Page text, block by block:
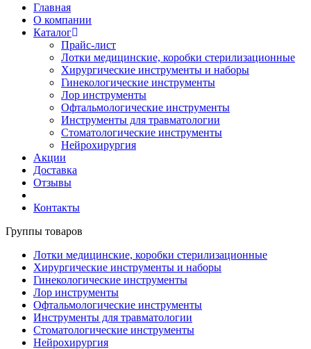
Главная
О компании
Каталог
Прайс-лист
Лотки медицинские, коробки стерилизационные
Хирургические инструменты и наборы
Гинекологические инструменты
Лор инструменты
Офтальмологические инструменты
Инструменты для травматологии
Стоматологические инструменты
Нейрохирургия
Акции
Доставка
Отзывы
Контакты
Группы товаров
Лотки медицинские, коробки стерилизационные
Хирургические инструменты и наборы
Гинекологические инструменты
Лор инструменты
Офтальмологические инструменты
Инструменты для травматологии
Стоматологические инструменты
Нейрохирургия